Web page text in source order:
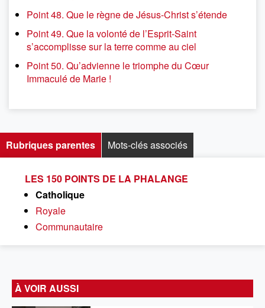
Point 48. Que le règne de Jésus-Christ s’étende
Point 49. Que la volonté de l’Esprit-Saint
s’accomplisse sur la terre comme au ciel
Point 50. Qu’advienne le triomphe du Cœur
Immaculé de Marie !
Rubriques parentes
LES 150 POINTS DE LA PHALANGE
Catholique
Royale
Communautaire
Mots-clés associés
À VOIR AUSSI